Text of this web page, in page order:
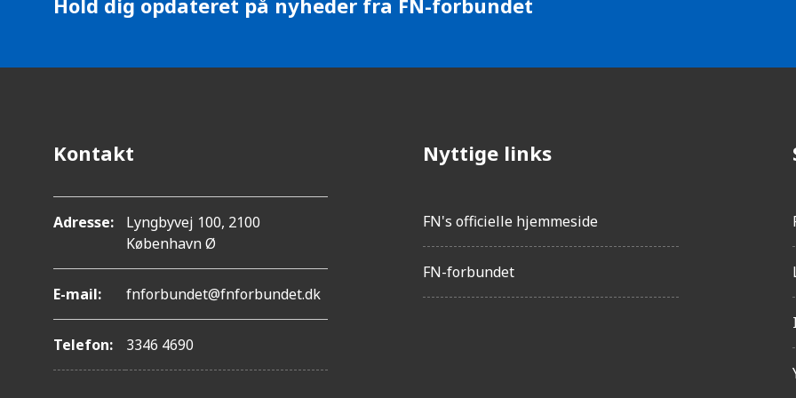
Hold dig opdateret på nyheder fra FN-forbundet
Kontakt
Adresse:
Lyngbyvej 100, 2100
København Ø
E-mail: fnforbundet@fnforbundet.dk
Telefon: 3346 4690
Nyttige links
FN's officielle hjemmeside
FN-forbundet